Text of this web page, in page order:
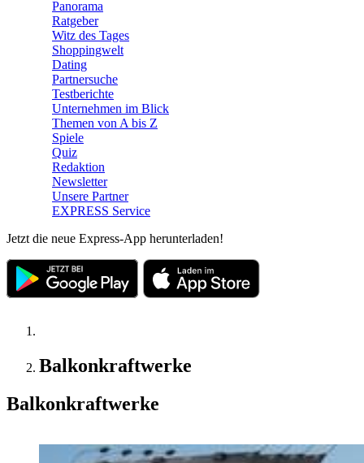
Panorama
Ratgeber
Witz des Tages
Shoppingwelt
Dating
Partnersuche
Testberichte
Unternehmen im Blick
Themen von A bis Z
Spiele
Quiz
Redaktion
Newsletter
Unsere Partner
EXPRESS Service
Jetzt die neue Express-App herunterladen!
Balkonkraftwerke
Balkonkraftwerke